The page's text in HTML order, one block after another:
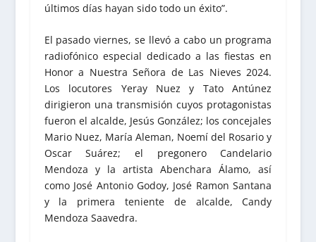
últimos días hayan sido todo un éxito”.
El pasado viernes, se llevó a cabo un programa
radiofónico especial dedicado a las fiestas en
Honor a Nuestra Señora de Las Nieves 2024.
Los locutores Yeray Nuez y Tato Antúnez
dirigieron una transmisión cuyos protagonistas
fueron el alcalde, Jesús González; los concejales
Mario Nuez, María Aleman, Noemí del Rosario y
Oscar Suárez; el pregonero Candelario
Mendoza y la artista Abenchara Álamo, así
como José Antonio Godoy, José Ramon Santana
y la primera teniente de alcalde, Candy
Mendoza Saavedra.